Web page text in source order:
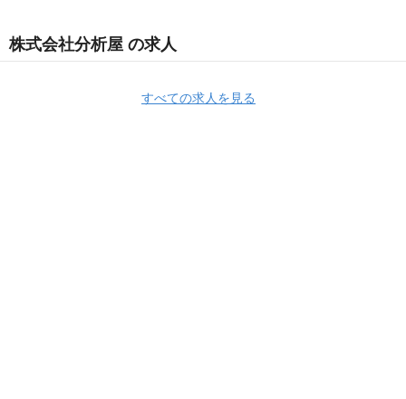
株式会社分析屋 の求人
すべての求人を見る